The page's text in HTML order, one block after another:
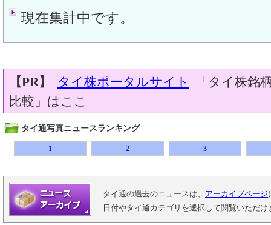
現在集計中です。
【PR】 タイ株ポータルサイト
「タイ株銘
比較」はここ
タイ通写真ニュースランキング
1 2 3
タイ通の過去のニュースは、 アーカイブページ
日付やタイ通カテゴリを選択して閲覧いただけ